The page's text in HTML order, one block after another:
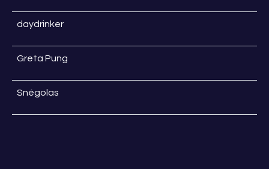
daydrinker
Greta Pung
Snégolas